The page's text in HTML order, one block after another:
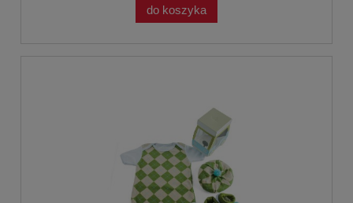
do koszyka